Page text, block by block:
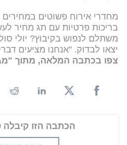
מחדרי אירוח פשוטים
בריכות פרטיות עם תג מחיר
משתלם לנפוש בקיבוץ? יולי
יצאו לבדוק. "אנחנו מציעים
צפו בכתבה המלאה, מתוך
הכתבה הזו קיבלה 0 תגובות